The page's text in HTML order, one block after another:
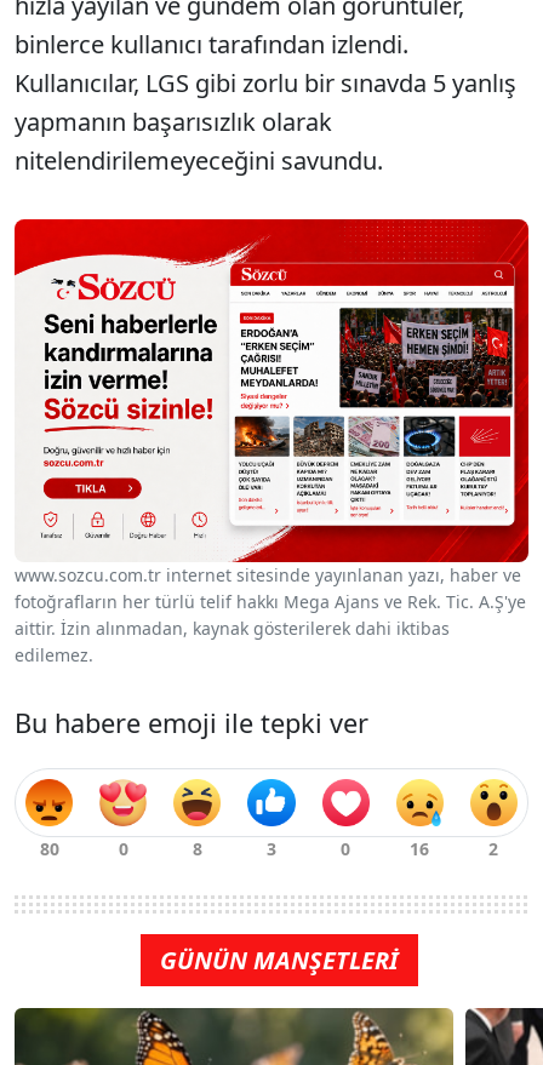
binlerce kullanıcı tarafından izlendi.
Kullanıcılar, LGS gibi zorlu bir sınavda 5 yanlış
yapmanın başarısızlık olarak
nitelendirilemeyeceğini savundu.
www.sozcu.com.tr internet sitesinde yayınlanan yazı, haber ve
fotoğrafların her türlü telif hakkı Mega Ajans ve Rek. Tic. A.Ş'ye
aittir. İzin alınmadan, kaynak gösterilerek dahi iktibas
edilemez.
Bu habere emoji ile tepki ver
GÜNÜN MANŞETLERİ